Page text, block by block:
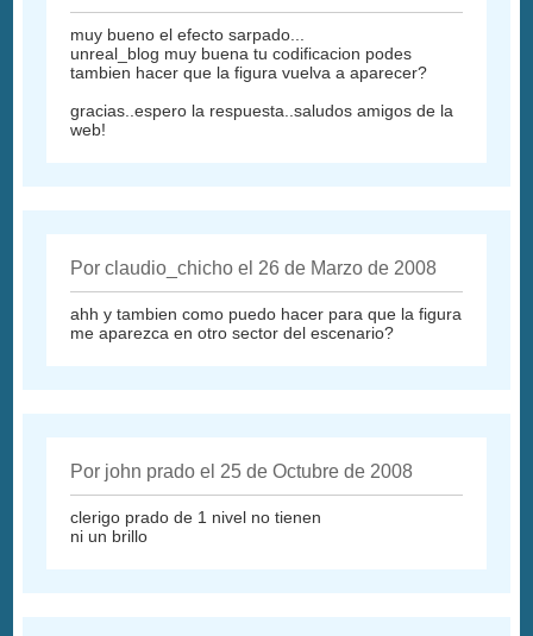
muy bueno el efecto sarpado...
unreal_blog muy buena tu codificacion podes
tambien hacer que la figura vuelva a aparecer?
gracias..espero la respuesta..saludos amigos de la
web!
Por claudio_chicho el 26 de Marzo de 2008
ahh y tambien como puedo hacer para que la figura
me aparezca en otro sector del escenario?
Por john prado el 25 de Octubre de 2008
clerigo prado de 1 nivel no tienen
ni un brillo